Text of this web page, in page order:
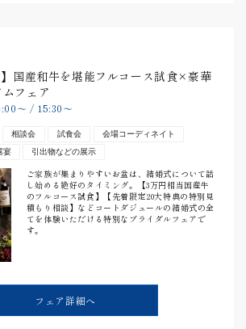
】国産和牛を堪能フルコース試食×豪華
フェア
〜 / 15:30〜
相談会 試食会
会場コーディネイト
宴 引出物などの展示
ご家族が集まりやすいお盆は、結婚式について話
し始める絶好のタイミング。【3万円相当国産牛
のフルコース試食】【先着限定20大特典の特別見
積もり相談】などコートダジュールの結婚式の全
てを体験いただける特別なブライダルフェアで
す。
フェア詳細へ